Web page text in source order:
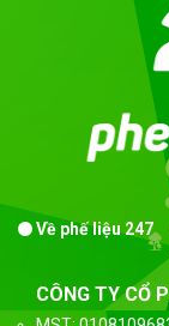
Về phế liệu 247
CÔNG TY CỔ